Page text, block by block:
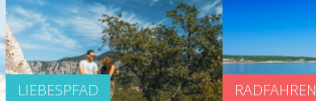
LIEBESPFAD RADFAHREN